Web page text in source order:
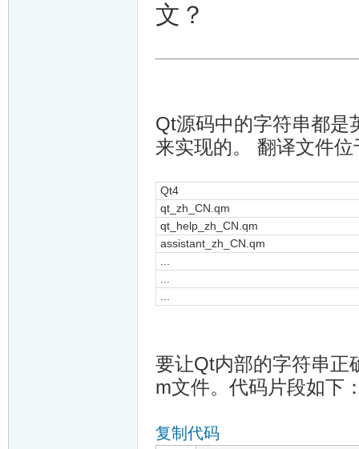
文？
Qt源码中的字符串都是
来实现的。 翻译文件
Qt4
qt_zh_CN.qm
qt_help_zh_CN.qm
assistant_zh_CN.qm
要让Qt内部的字符串正
m文件。代码片段如下
复制代码